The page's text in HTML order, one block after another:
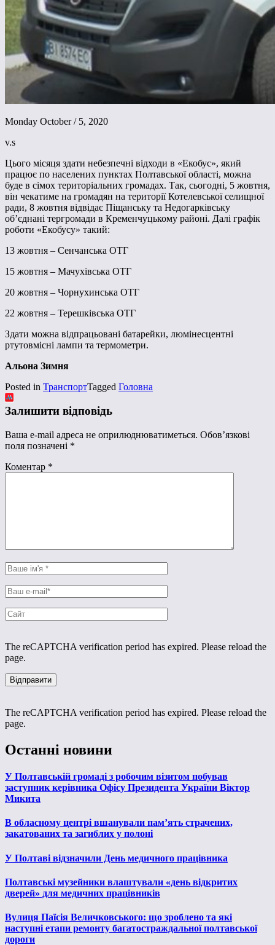
Monday October / 5, 2020
v.s
Цього місяця здати небезпечні відходи в «Екобус», який
працює по населених пунктах Полтавської області, можна
буде в сімох територіальних громадах. Так, сьогодні, 5 жовтня,
він чекатиме на громадян на території Котелевської селищної
ради, 8 жовтня відвідає Піщанську та Недогарківську
об’єднані тергромади в Кременчуцькому районі. Далі графік
роботи «Екобусу» такий:
13 жовтня – Сенчанська ОТГ
15 жовтня – Мачухівська ОТГ
20 жовтня – Чорнухинська ОТГ
22 жовтня – Терешківська ОТГ
Здати можна відпрацьовані батарейки, люмінесцентні
ртутовмісні лампи та термометри.
Альона Зимня
Posted in ТранспортTagged Головна
Залишити відповідь
Ваша e-mail адреса не оприлюднюватиметься. Обов’язкові
поля позначені *
Коментар *
The reCAPTCHA verification period has expired. Please reload the
page.
The reCAPTCHA verification period has expired. Please reload the
page.
Останні новини
У Полтавській громаді з робочим візитом побував
заступник керівника Офісу Президента України Віктор
Микита
В обласному центрі вшанували пам’ять страчених,
закатованих та загиблих у полоні
У Полтаві відзначили День медичного працівника
Полтавські музейники влаштували «день відкритих
дверей» для медичних працівників
Вулиця Паїсія Величковського: що зроблено та які
наступні етапи ремонту багатостраждальної полтавської
дороги